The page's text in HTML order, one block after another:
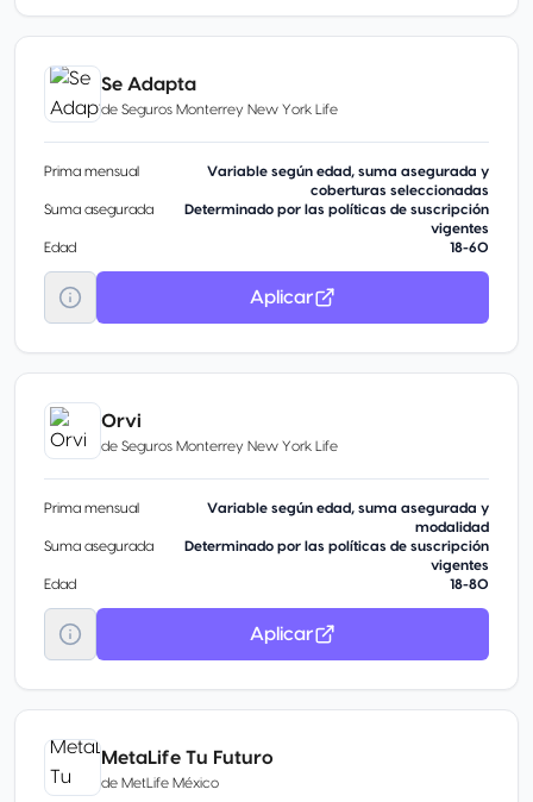
Se Adapta
de Seguros Monterrey New York Life
Prima mensual
Variable según edad, suma asegurada y
coberturas seleccionadas
Suma asegurada
Determinado por las políticas de suscripción
vigentes
Edad
18-60
Aplicar
Orvi
de Seguros Monterrey New York Life
Prima mensual
Variable según edad, suma asegurada y
modalidad
Suma asegurada
Determinado por las políticas de suscripción
vigentes
Edad
18-80
Aplicar
MetaLife Tu Futuro
de MetLife México